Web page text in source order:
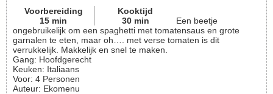
Voorbereiding
15 min
Kooktijd
30 min
Een beetje
ongebruikelijk om een spaghetti met tomatensaus en grote
garnalen te eten, maar oh…. met verse tomaten is dit
verrukkelijk. Makkelijk en snel te maken.
Gang: Hoofdgerecht
Keuken: Italiaans
Voor: 4 Personen
Auteur: Ekomenu